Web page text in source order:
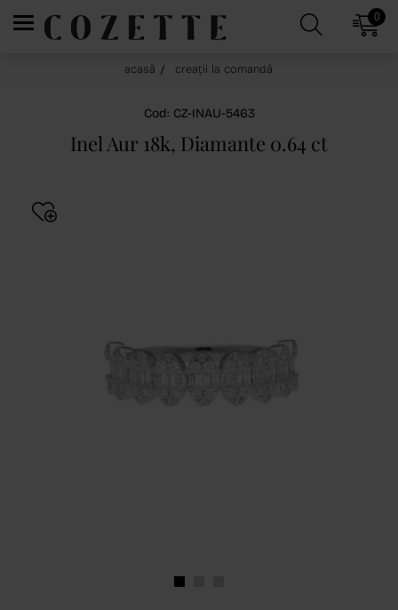
0
acasă creații la comandă
Cod: CZ-INAU-5463
Inel Aur 18k, Diamante 0.64 ct